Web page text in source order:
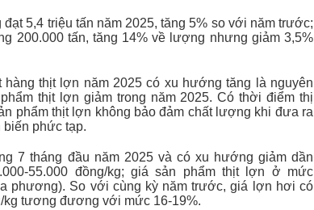
5,4 triệu tấn năm 2025, tăng 5% so với năm trước;
200.000 tấn, tăng 14% về lượng nhưng giảm 3,5%
thịt lợn năm 2025 có xu hướng tăng là nguyên
thịt lợn giảm trong năm 2025. Có thời điểm thị
phẩm thịt lợn không bảo đảm chất lượng khi đưa ra
phức tạp.
7 tháng đầu năm 2025 và có xu hướng giảm dần
55.000 đồng/kg; giá sản phẩm thịt lợn ở mức
phương). So với cùng kỳ năm trước, giá lợn hơi có
kg tương đương với mức 16-19%.